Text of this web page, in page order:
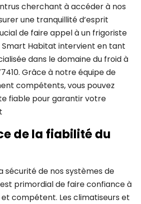
cherchant à accéder à nos
une tranquillité d’esprit
de faire appel à un frigoriste
Smart Habitat intervient en tant
dans le domaine du froid à
Grâce à notre équipe de
compétents, vous pouvez
fiable pour garantir votre
de la fiabilité du
sécurité de nos systèmes de
primordial de faire confiance à
compétent. Les climatiseurs et